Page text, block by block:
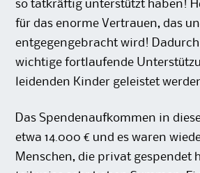
so tatkräftig unterstützt haben!
für das enorme Vertrauen, das
entgegengebracht wird!
wichtige fortlaufende
leidenden Kinder geleistet
Das Spendenaufkommen in
etwa 14.000 € und es waren
Menschen, die privat gespendet